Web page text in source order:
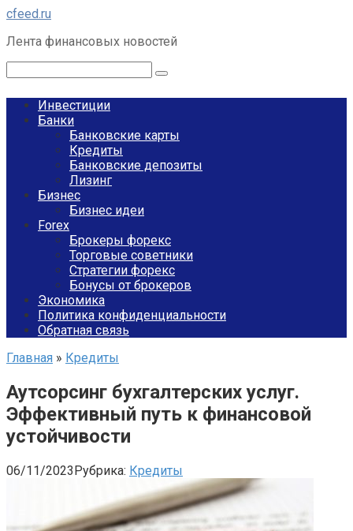
Перейти
контенту
cfeed.ru
Лента финансовых новостей
Инвестиции
Банки
Банковские карты
Кредиты
Банковские депозиты
Лизинг
Бизнес
Бизнес идеи
Forex
Брокеры форекс
Торговые советники
Стратегии форекс
Бонусы от брокеров
Экономика
Политика конфиденциальности
Обратная связь
Главная » Кредиты
Аутсорсинг бухгалтерских услуг.
Эффективный путь к финансовой
устойчивости
06/11/2023Рубрика: Кредиты